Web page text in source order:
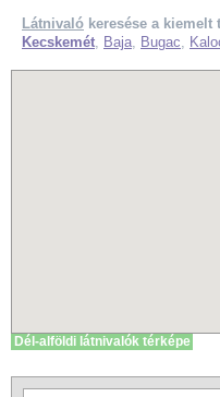
Látnivaló keresése a kiemelt
Kecskemét, Baja, Bugac,
Dél-alföldi látnivalók térképe